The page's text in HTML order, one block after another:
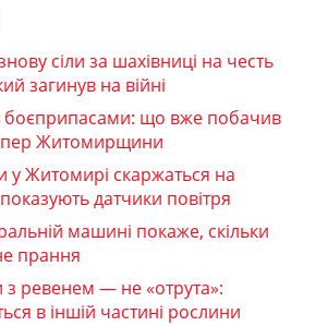
сіли за шахівниці на честь
загинув на війні
боєприпасами: що вже побачив
Житомирщини
у Житомирі скаржаться на
датчики повітря
машині покаже, скільки
прання
з ревенем — не «отрута»:
в іншій частині рослини